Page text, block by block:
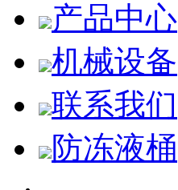
产品中心
机械设备
联系我们
防冻液桶